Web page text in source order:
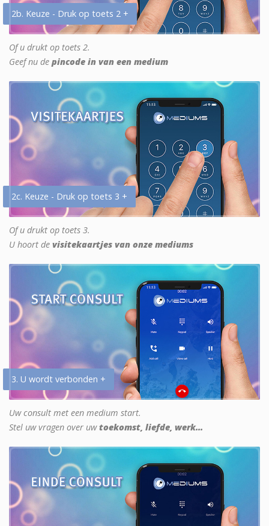
2b. Keuze - Druk op toets 2 +
Of u drukt op toets 2.
Geef nu de pincode in van een medium
2c. Keuze - Druk op toets 3 +
Of u drukt op toets 3.
U hoort de visitekaartjes van onze mediums
3. U wordt verbonden +
Uw consult met een medium start.
Stel uw vragen over uwtoekomst, liefde, werk...